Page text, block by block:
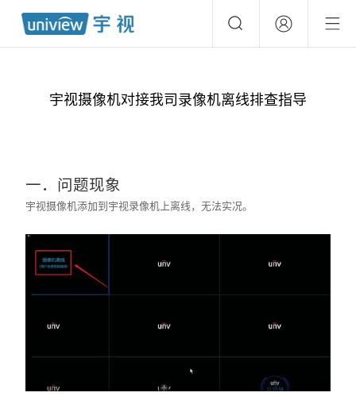
宇视摄像机对接我司录像机离线排查指导
一．问题现象
宇视摄像机添加到宇视录像机上离线，无法实况。